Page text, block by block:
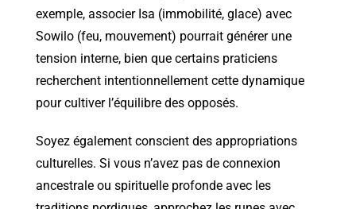
exemple, associer Isa (immobilité, glace) avec
Sowilo (feu, mouvement) pourrait générer une
tension interne, bien que certains praticiens
recherchent intentionnellement cette dynamique
pour cultiver l’équilibre des opposés.
Soyez également conscient des appropriations
culturelles. Si vous n’avez pas de connexion
ancestrale ou spirituelle profonde avec les